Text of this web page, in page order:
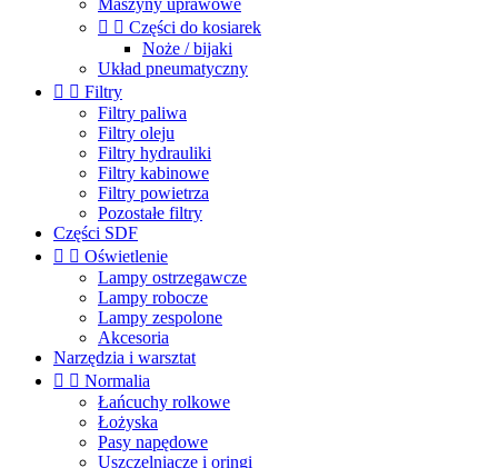
Maszyny uprawowe
  Części do kosiarek
Noże / bijaki
Układ pneumatyczny
  Filtry
Filtry paliwa
Filtry oleju
Filtry hydrauliki
Filtry kabinowe
Filtry powietrza
Pozostałe filtry
Części SDF
  Oświetlenie
Lampy ostrzegawcze
Lampy robocze
Lampy zespolone
Akcesoria
Narzędzia i warsztat
  Normalia
Łańcuchy rolkowe
Łożyska
Pasy napędowe
Uszczelniacze i oringi